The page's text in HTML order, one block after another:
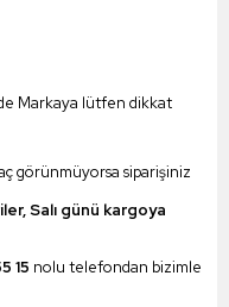
Markaya lütfen dikkat
görünmüyorsa siparişiniz
Salı günü kargoya
15 nolu telefondan bizimle